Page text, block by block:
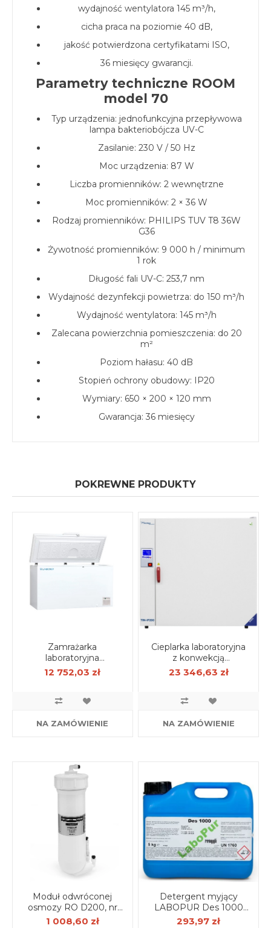
wydajność wentylatora 145 m³/h,
cicha praca na poziomie 40 dB,
jakość potwierdzona certyfikatami ISO,
36 miesięcy gwarancji.
Parametry techniczne ROOM
model 70
Typ urządzenia: jednofunkcyjna przepływowa
lampa bakteriobójcza UV-C
Zasilanie: 230 V / 50 Hz
Moc urządzenia: 87 W
Liczba promienników: 2 wewnętrzne
Moc promienników: 2 × 36 W
Rodzaj promienników: PHILIPS TUV T8 36W
G36
Żywotność promienników: 9 000 h / minimum
1 rok
Długość fali UV-C: 253,7 nm
Wydajność dezynfekcji powietrza: do 150 m³/h
Wydajność wentylatora: 145 m³/h
Zalecana powierzchnia pomieszczenia: do 20
m²
Poziom hałasu: 40 dB
Stopień ochrony obudowy: IP20
Wymiary: 650 × 200 × 120 mm
Gwarancja: 36 miesięcy
POKREWNE PRODUKTY
Zamrażarka
laboratoryjna
beziskrowa skrzyniowa
Labcold 447 l
12 752,03 zł
NA ZAMÓWIENIE
Cieplarka laboratoryjna
z konwekcją
wymuszoną 400 l,
wersja Basic
23 346,63 zł
NA ZAMÓWIENIE
Moduł odwróconej
osmozy RO D200, nr
kat. ER-RO-0200
1 008,60 zł
Detergent myjący
LABOPUR Des 1000
Forte 5kg
293,97 zł